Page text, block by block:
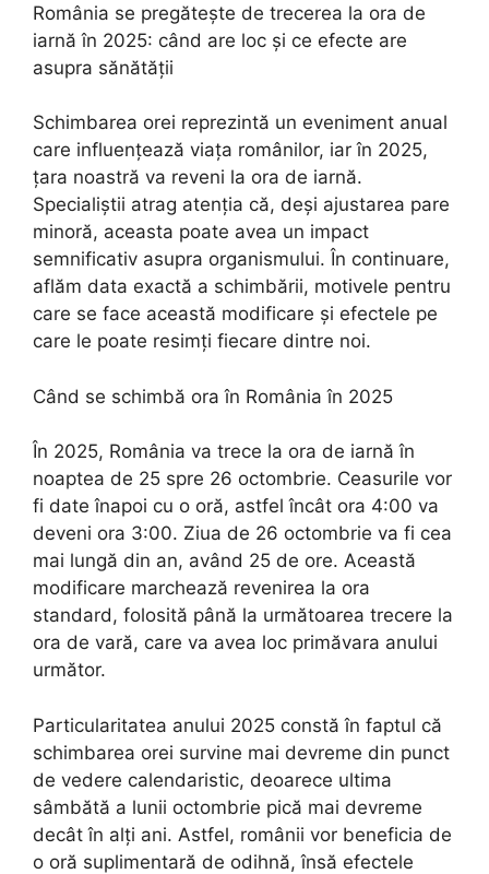
România se pregătește de trecerea la ora de
iarnă în 2025: când are loc și ce efecte are
asupra sănătății
Schimbarea orei reprezintă un eveniment anual
care influențează viața românilor, iar în 2025,
țara noastră va reveni la ora de iarnă.
Specialiștii atrag atenția că, deși ajustarea pare
minoră, aceasta poate avea un impact
semnificativ asupra organismului. În continuare,
aflăm data exactă a schimbării, motivele pentru
care se face această modificare și efectele pe
care le poate resimți fiecare dintre noi.
Când se schimbă ora în România în 2025
În 2025, România va trece la ora de iarnă în
noaptea de 25 spre 26 octombrie. Ceasurile vor
fi date înapoi cu o oră, astfel încât ora 4:00 va
deveni ora 3:00. Ziua de 26 octombrie va fi cea
mai lungă din an, având 25 de ore. Această
modificare marchează revenirea la ora
standard, folosită până la următoarea trecere la
ora de vară, care va avea loc primăvara anului
următor.
Particularitatea anului 2025 constă în faptul că
schimbarea orei survine mai devreme din punct
de vedere calendaristic, deoarece ultima
sâmbătă a lunii octombrie pică mai devreme
decât în alți ani. Astfel, românii vor beneficia de
o oră suplimentară de odihnă, însă efectele